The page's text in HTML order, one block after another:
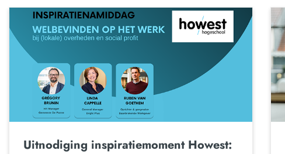
Uitnodiging inspiratiemoment Howest: